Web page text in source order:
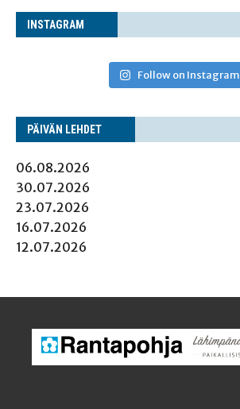
INS­TA­GRAM
Follow on Instagram
PÄI­VÄN LEHDET
06.08.2026
30.07.2026
23.07.2026
16.07.2026
12.07.2026